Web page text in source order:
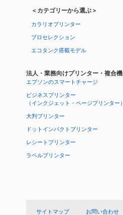
＜カテゴリーから選ぶ＞
カラリオプリンター
プロセレクション
エコタンク搭載モデル
法人・業務向けプリンター・複合機
エプソンのスマートチャージ
ビジネスプリンター
（インクジェット・ページプリンター）
大判プリンター
ドットインパクトプリンター
レシートプリンター
ラベルプリンター
サイトマップ お問い合わせ